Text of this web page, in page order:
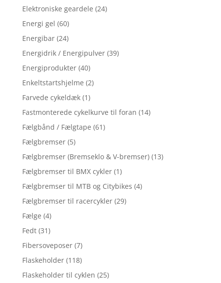
Elektroniske geardele (24)
Energi gel (60)
Energibar (24)
Energidrik / Energipulver (39)
Energiprodukter (40)
Enkeltstartshjelme (2)
Farvede cykeldæk (1)
Fastmonterede cykelkurve til foran (14)
Fælgbånd / Fælgtape (61)
Fælgbremser (5)
Fælgbremser (Bremseklo & V-bremser) (13)
Fælgbremser til BMX cykler (1)
Fælgbremser til MTB og Citybikes (4)
Fælgbremser til racercykler (29)
Fælge (4)
Fedt (31)
Fibersoveposer (7)
Flaskeholder (118)
Flaskeholder til cyklen (25)